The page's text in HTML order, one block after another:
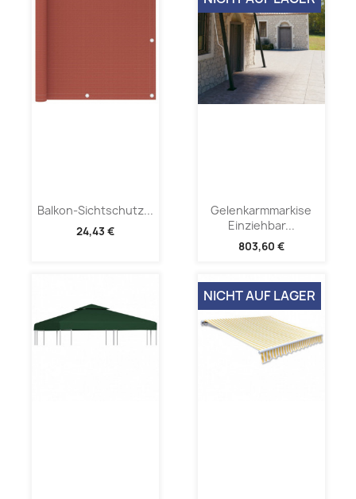
Balkon-Sichtschutz...
24,43 €
Gelenkarmmarkise
Einziehbar...
803,60 €
NICHT AUF LAGER